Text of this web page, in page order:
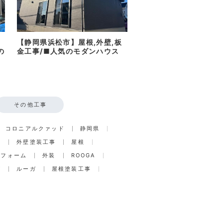
【静岡県浜松市】屋根,外壁,板
金工事/■人気のモダンハウス
その他工事
コロニアルクァッド
静岡県
外壁塗装工事
屋根
ォーム
外装
ROOGA
ルーガ 屋根塗装工事